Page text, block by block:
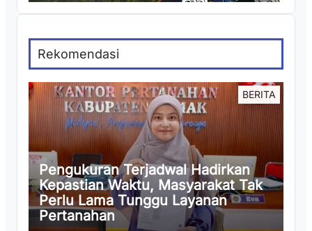
Rekomendasi
BERITA
Pengukuran Terjadwal Hadirkan
Kepastian Waktu, Masyarakat Tak
Perlu Lama Tunggu Layanan
Pertanahan